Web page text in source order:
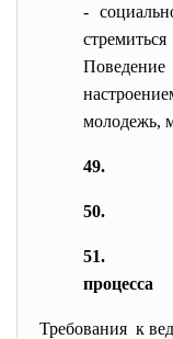
-
молодежь,
процесса
Требования к